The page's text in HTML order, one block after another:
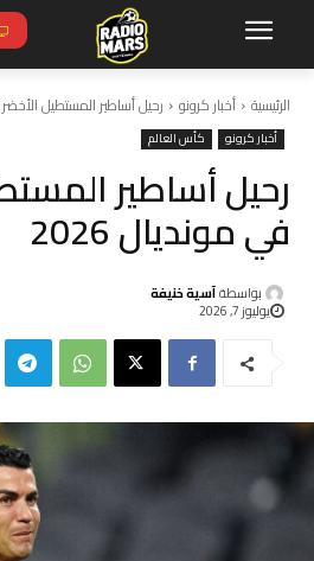
الرئيسية أخبار كرونو رحيل أساطير المستطيل الأخضر
أخبار كرونو كأس العالم
رحيل أساطير
في مونديال 2026
بواسطةآسية خنيفة
يوليوز 7, 2026